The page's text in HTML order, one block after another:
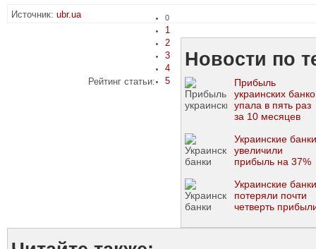
Источник: ubr.ua
Рейтинг статьи:
0
1
2
3
4
5
Новости по
Прибыль
украинских
упала в пять раз
за 10 месяцев
Украинские банки
увеличили
прибыль на 37%
Украинские банки
потеряли почти
четверть